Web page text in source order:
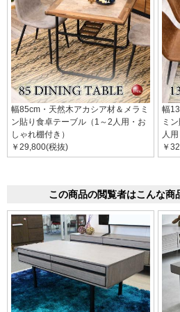
幅85cm・天然木アカシア材＆メラミ
ン貼り食卓テーブル（1～2人用・お
しゃれ棚付き）
￥29,800(税抜)
幅
ミ
人
￥
この商品の閲覧者はこんな商